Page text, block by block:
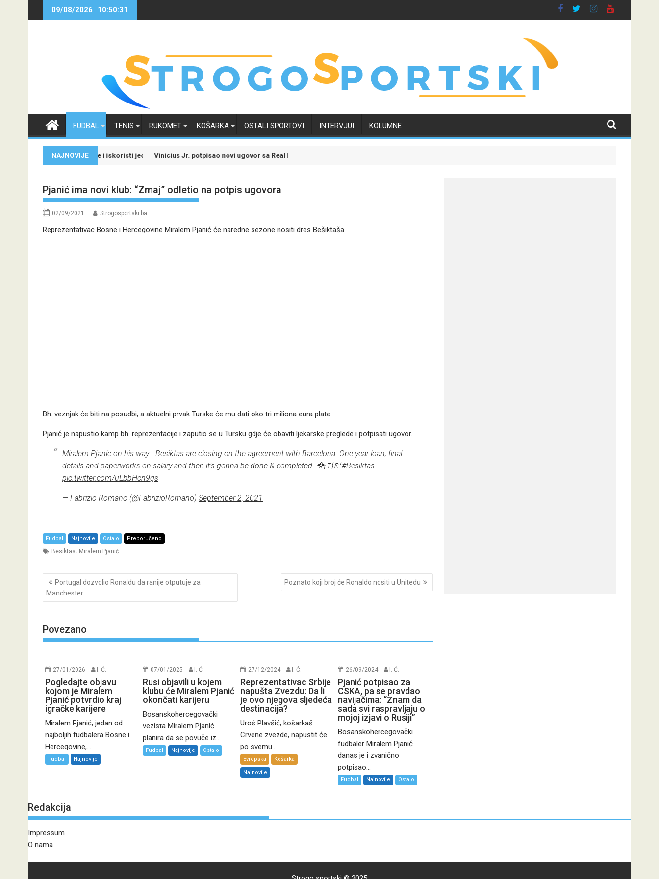
09/08/2026 10:50:31
FUDBAL TENIS RUKOMET KOŠARKA OSTALI SPORTOVI INTERVJUI KOLUMNE
NAJNOVIJE
Pronađi specijale i iskoristi jedinstvenu ponuduVinicius Jr. potpisao novi ugovor sa Real Madridom i okončao neizvijesnost oko svoje budućnosti
Pjanić ima novi klub: “Zmaj” odletio na potpis ugovora
02/09/2021 Strogosportski.ba
Reprezentativac Bosne i Hercegovine Miralem Pjanić će naredne sezone nositi dres Bešiktaša.
Bh. veznjak će biti na posudbi, a aktuelni prvak Turske će mu dati oko tri miliona eura plate.
Pjanić je napustio kamp bh. reprezentacije i zaputio se u Tursku gdje će obaviti ljekarske preglede i potpisati ugovor.
Miralem Pjanic on his way… Besiktas are closing on the agreement with Barcelona. One year loan, final
details and paperworks on salary and then it’s gonna be done & completed. 🦅🇹🇷#Besiktas
pic.twitter.com/uLbbHcn9gs
— Fabrizio Romano (@FabrizioRomano) September 2, 2021
Fudbal Najnovije Ostalo Preporučeno
Besiktas, Miralem Pjanič
Post
navigation
Portugal dozvolio Ronaldu da ranije otputuje za
Manchester
Poznato koji broj će Ronaldo nositi u Unitedu
Povezano
27/01/2026 I. Ć.
Pogledajte objavu
kojom je Miralem
Pjanić potvrdio kraj
igračke karijere
Miralem Pjanić, jedan od
najboljih fudbalera Bosne i
Hercegovine,...
Fudbal Najnovije
07/01/2025 I. Ć.
Rusi objavili u kojem
klubu će Miralem Pjanić
okončati karijeru
Bosanskohercegovački
vezista Miralem Pjanić
planira da se povuče iz...
Fudbal Najnovije Ostalo
27/12/2024 I. Ć.
Reprezentativac Srbije
napušta Zvezdu: Da li
je ovo njegova sljedeća
destinacija?
Uroš Plavšić, košarkaš
Crvene zvezde, napustit će
po svemu...
Evropska Košarka
Najnovije
26/09/2024 I. Ć.
Pjanić potpisao za
CSKA, pa se pravdao
navijačima: “Znam da
sada svi raspravljaju o
mojoj izjavi o Rusiji”
Bosanskohercegovački
fudbaler Miralem Pjanić
danas je i zvanično
potpisao...
Fudbal Najnovije Ostalo
Redakcija
Impressum
O nama